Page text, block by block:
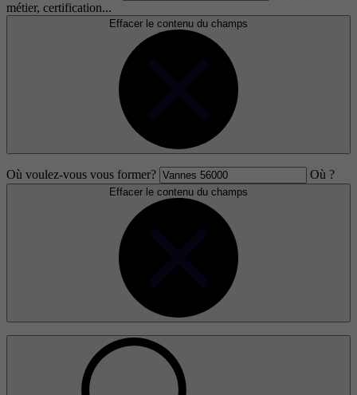
métier, certification...
Effacer le contenu du champs
Où voulez-vous vous former? Où ?
Effacer le contenu du champs